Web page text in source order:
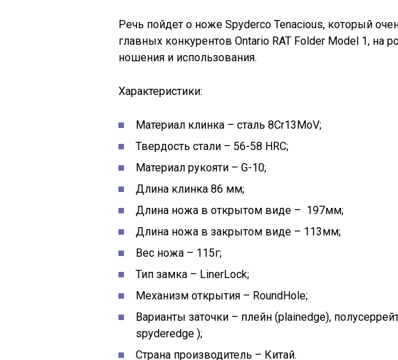
Речь пойдет о ноже Spyderco Tenacious, который
главных конкурентов Ontario RAT Folder Model 1, на
ношения и использования.
Характеристики:
Материал клинка – сталь 8Cr13MoV;
Твердость стали – 56-58 HRC;
Материал рукояти – G-10;
Длина клинка 86 мм;
Длина ножа в открытом виде – 197мм;
Длина ножа в закрытом виде – 113мм;
Вес ножа – 115г;
Тип замка – LinerLock;
Механизм открытия – RoundHole;
Варианты заточки – плейн (plainedge),
spyderedge );
Страна производитель – Китай.